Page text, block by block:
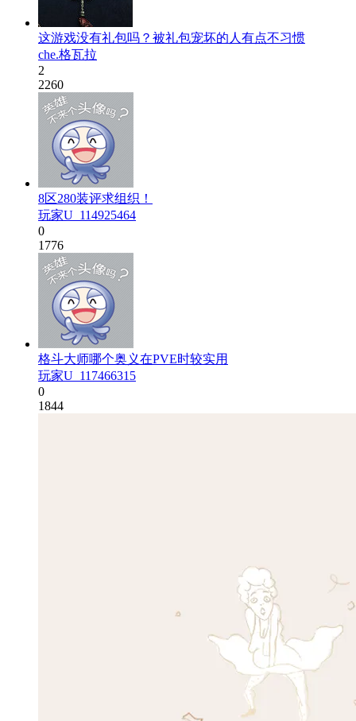
这游戏没有礼包吗？被礼包宠坏的人有点不习惯
che.格瓦拉
2
2260
8区280装评求组织！
玩家U_114925464
0
1776
格斗大师哪个奥义在PVE时较实用
玩家U_117466315
0
1844